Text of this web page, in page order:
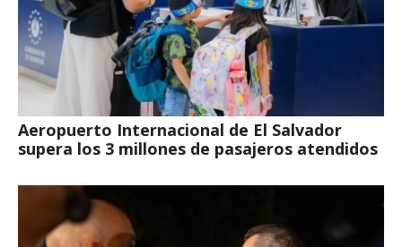
Aeropuerto Internacional de El Salvador
supera los 3 millones de pasajeros atendidos